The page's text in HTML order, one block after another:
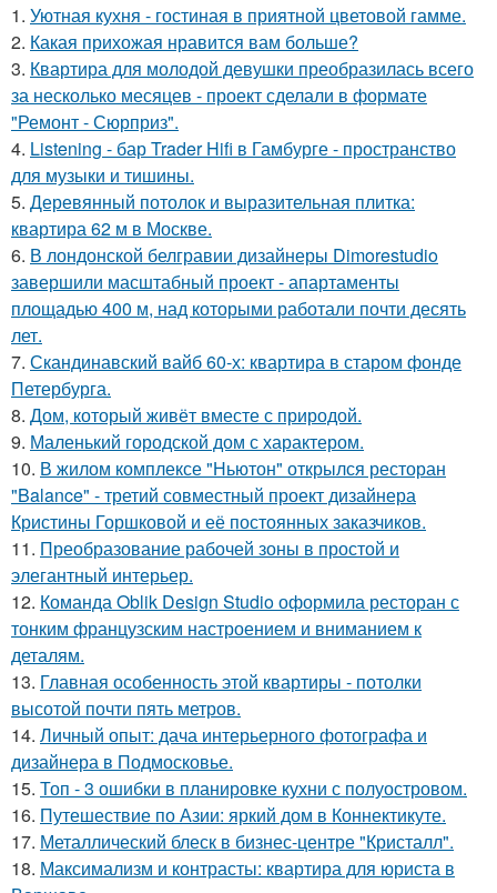
1. Уютная кухня - гостиная в приятной цветовой гамме.
2. Какая прихожая нравится вам больше?
3. Квартира для молодой девушки преобразилась всего
за несколько месяцев - проект сделали в формате
"Ремонт - Сюрприз".
4. Listening - бар Trader Hifi в Гамбурге - пространство
для музыки и тишины.
5. Деревянный потолок и выразительная плитка:
квартира 62 м в Москве.
6. В лондонской белгравии дизайнеры Dimorestudio
завершили масштабный проект - апартаменты
площадью 400 м, над которыми работали почти десять
лет.
7. Скандинавский вайб 60-х: квартира в старом фонде
Петербурга.
8. Дом, который живёт вместе с природой.
9. Маленький городской дом с характером.
10. В жилом комплексе "Ньютон" открылся ресторан
"Balance" - третий совместный проект дизайнера
Кристины Горшковой и её постоянных заказчиков.
11. Преобразование рабочей зоны в простой и
элегантный интерьер.
12. Команда Oblik Design Studio оформила ресторан с
тонким французским настроением и вниманием к
деталям.
13. Главная особенность этой квартиры - потолки
высотой почти пять метров.
14. Личный опыт: дача интерьерного фотографа и
дизайнера в Подмосковье.
15. Топ - 3 ошибки в планировке кухни с полуостровом.
16. Путешествие по Азии: яркий дом в Коннектикуте.
17. Металлический блеск в бизнес-центре "Кристалл".
18. Максимализм и контрасты: квартира для юриста в